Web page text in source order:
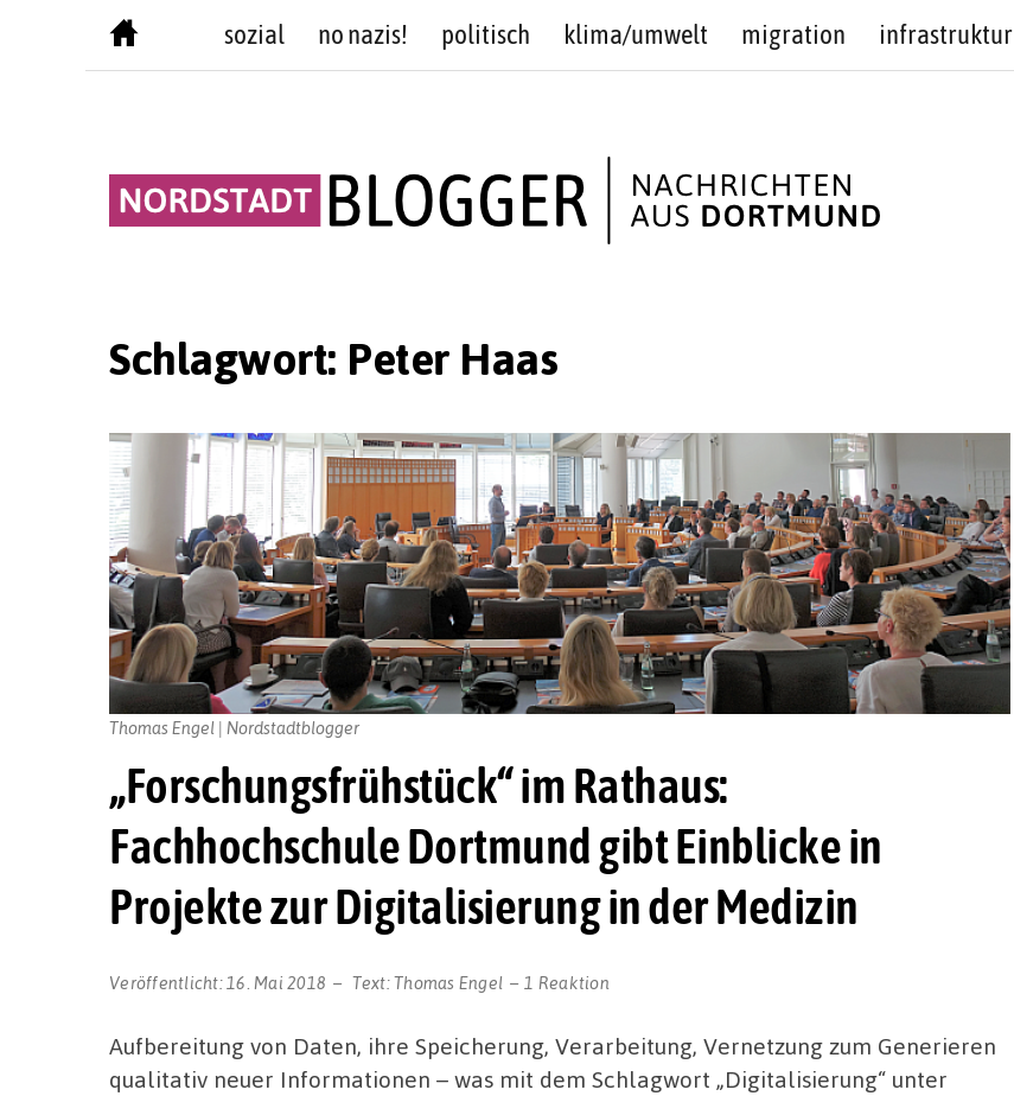
sozial no nazis! politisch klima/umwelt migration infrastruktur
Schlagwort: Peter Haas
„Forschungsfrühstück“ im Rathaus:
Fachhochschule Dortmund gibt Einblicke in
Projekte zur Digitalisierung in der Medizin
Veröffentlicht: 16. Mai 2018 Text:Thomas Engel 1 Reaktion
Thomas Engel | Nordstadtblogger
Aufbereitung von Daten, ihre Speicherung, Verarbeitung, Vernetzung zum Generieren
qualitativ neuer Informationen – was mit dem Schlagwort „Digitalisierung“ unter